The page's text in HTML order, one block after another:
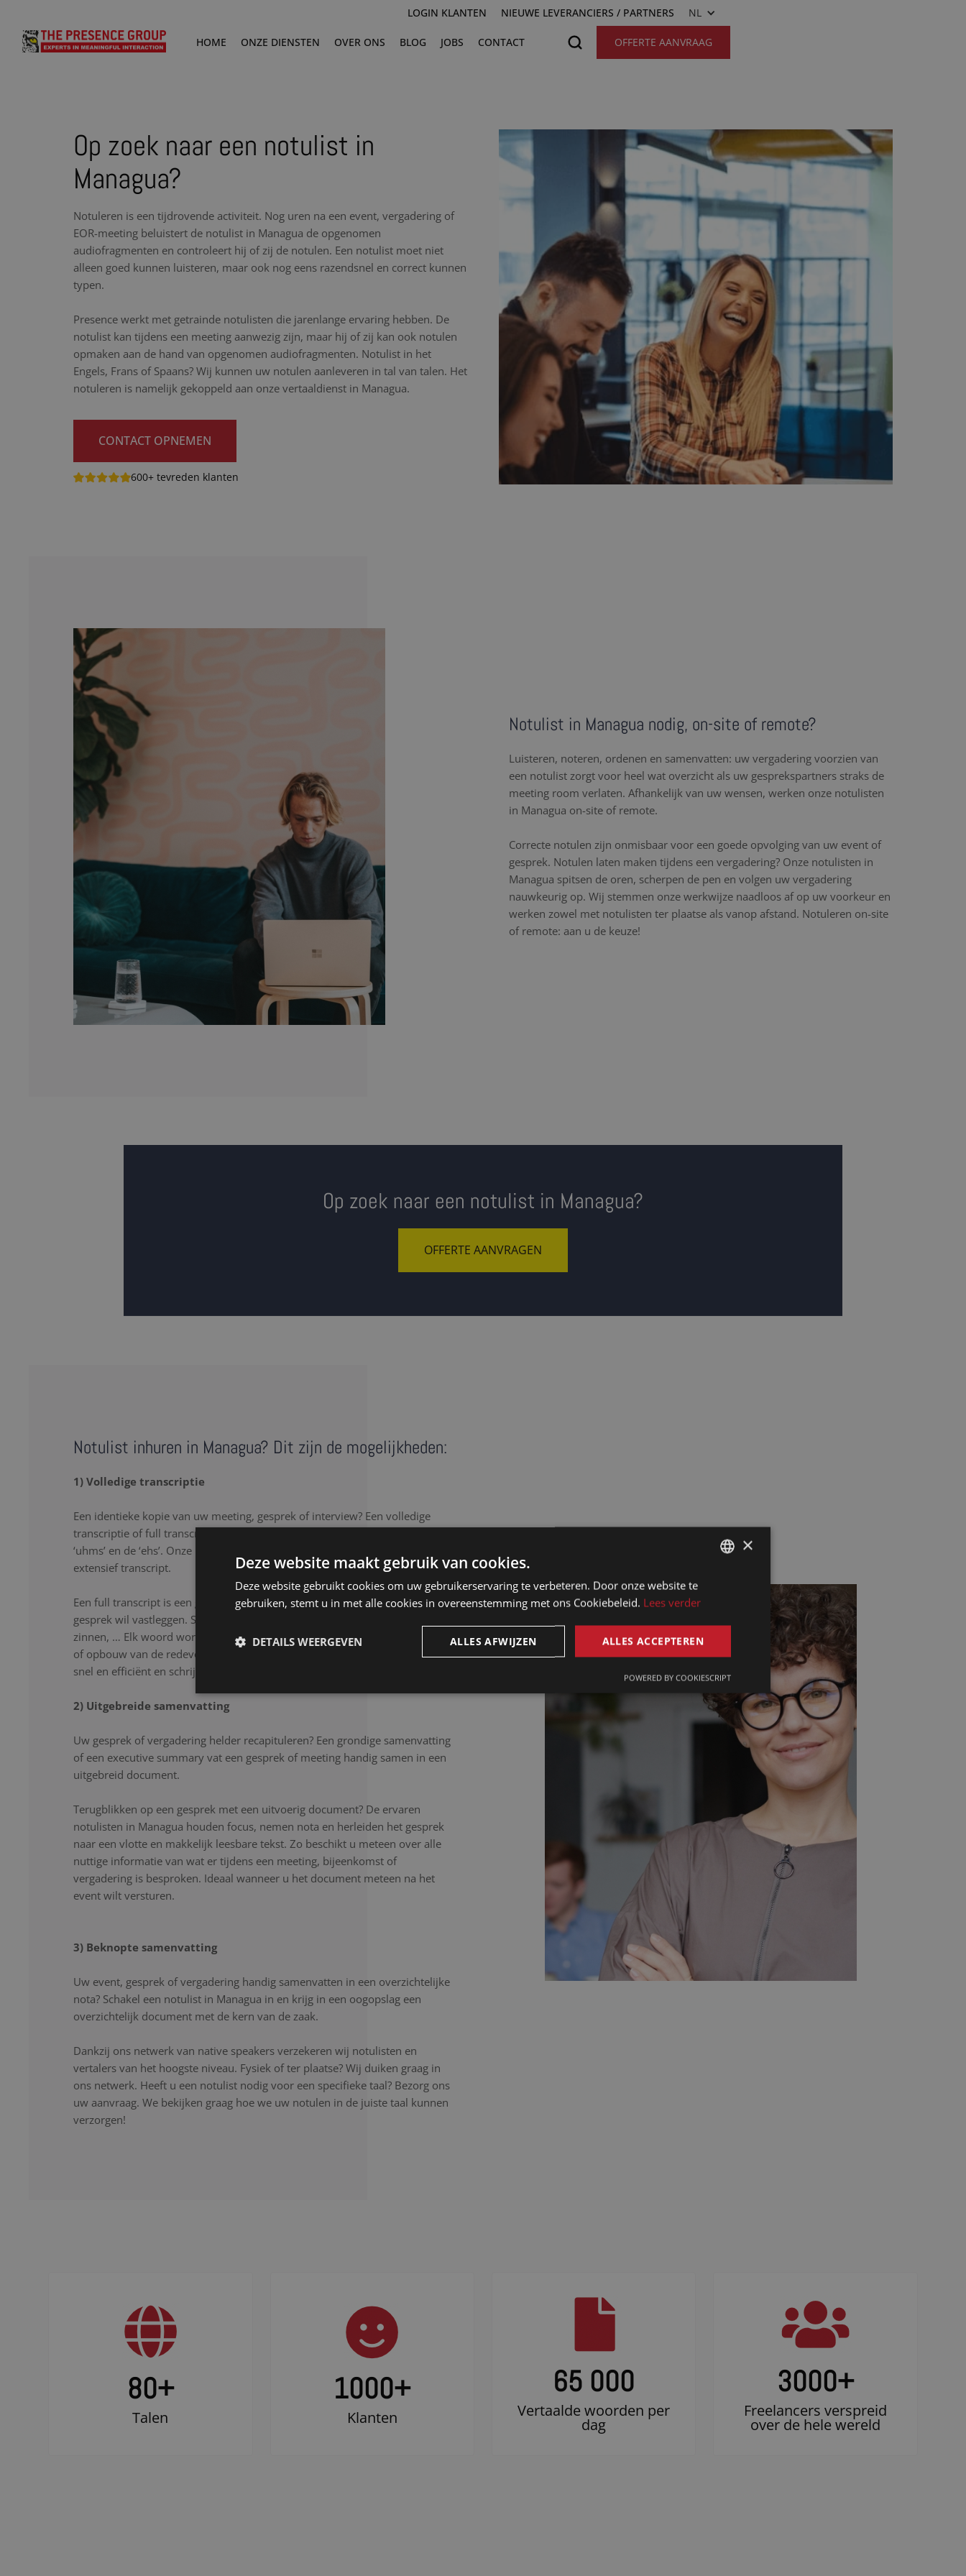
LOGIN KLANTEN NIEUWE LEVERANCIERS / PARTNERS NL
HOME ONZE DIENSTEN OVER ONS BLOG JOBS CONTACT OFFERTE AANVRAAG
Op zoek naar een notulist in
Managua?
Notuleren is een tijdrovende activiteit. Nog uren na een event, vergadering of
EOR-meeting beluistert de notulist in Managua de opgenomen
audiofragmenten en controleert hij of zij de notulen. Een notulist moet niet
alleen goed kunnen luisteren, maar ook nog eens razendsnel en correct kunnen
typen.
Presence werkt met getrainde notulisten die jarenlange ervaring hebben. De
notulist kan tijdens een meeting aanwezig zijn, maar hij of zij kan ook notulen
opmaken aan de hand van opgenomen audiofragmenten. Notulist in het
Engels, Frans of Spaans? Wij kunnen uw notulen aanleveren in tal van talen. Het
notuleren is namelijk gekoppeld aan onze vertaaldienst in Managua.
CONTACT OPNEMEN
600+ tevreden klanten
Notulist in Managua nodig, on-site of remote?
Luisteren, noteren, ordenen en samenvatten: uw vergadering voorzien van
een notulist zorgt voor heel wat overzicht als uw gesprekspartners straks de
meeting room verlaten. Afhankelijk van uw wensen, werken onze notulisten
in Managua on-site of remote.
Correcte notulen zijn onmisbaar voor een goede opvolging van uw event of
gesprek. Notulen laten maken tijdens een vergadering? Onze notulisten in
Managua spitsen de oren, scherpen de pen en volgen uw vergadering
nauwkeurig op. Wij stemmen onze werkwijze naadloos af op uw voorkeur en
werken zowel met notulisten ter plaatse als vanop afstand. Notuleren on-site
of remote: aan u de keuze!
Op zoek naar een notulist in Managua?
OFFERTE AANVRAGEN
Notulist inhuren in Managua? Dit zijn de mogelijkheden:
1) Volledige transcriptie
Een identieke kopie van uw meeting, gesprek of interview? Een volledige
transcriptie of full transcript omschrijft letterlijk wat er gezegd is, dus ook de
‘uhms’ en de ‘ehs’. Onze notulisten in Managua zorgen voor een correct en
extensief transcript.
Een full transcript is een goede oplossing als u letterlijk elk detail van het
gesprek wil vastleggen. Stopwoorden, herhalingen, spreektaal of afgebroken
zinnen, … Elk woord wordt nauwkeurig genoteerd, ongeacht de samenhang
of opbouw van de redevoering. Onze notulisten luisteren aandachtig, werken
snel en efficiënt en schrijven uw gesprek letter voor letter uit.
2) Uitgebreide samenvatting
Uw gesprek of vergadering helder recapituleren? Een grondige samenvatting
of een executive summary vat een gesprek of meeting handig samen in een
uitgebreid document.
Terugblikken op een gesprek met een uitvoerig document? De ervaren
notulisten in Managua houden focus, nemen nota en herleiden het gesprek
naar een vlotte en makkelijk leesbare tekst. Zo beschikt u meteen over alle
nuttige informatie van wat er tijdens een meeting, bijeenkomst of
vergadering is besproken. Ideaal wanneer u het document meteen na het
event wilt versturen.
3) Beknopte samenvatting
Uw event, gesprek of vergadering handig samenvatten in een overzichtelijke
nota? Schakel een notulist in Managua in en krijg in een oogopslag een
overzichtelijk document met de kern van de zaak.
Dankzij ons netwerk van native speakers verzekeren wij notulisten en
vertalers van het hoogste niveau. Fysiek of ter plaatse? Wij duiken graag in
ons netwerk. Heeft u een notulist nodig voor een specifieke taal? Bezorg ons
uw aanvraag. We bekijken graag hoe we uw notulen in de juiste taal kunnen
verzorgen!
80+
Talen
1000+
Klanten
65 000
Vertaalde woorden per
dag
3000+
Freelancers verspreid
over de hele wereld
FRENCH
ENGLISH
×
Deze website maakt gebruik van cookies.
Deze website gebruikt cookies om uw gebruikerservaring te verbeteren. Door onze website te
gebruiken, stemt u in met alle cookies in overeenstemming met ons Cookiebeleid. Lees verder
ALLES ACCEPTEREN
ALLES AFWIJZEN
DETAILS WEERGEVEN
POWERED BY COOKIESCRIPT